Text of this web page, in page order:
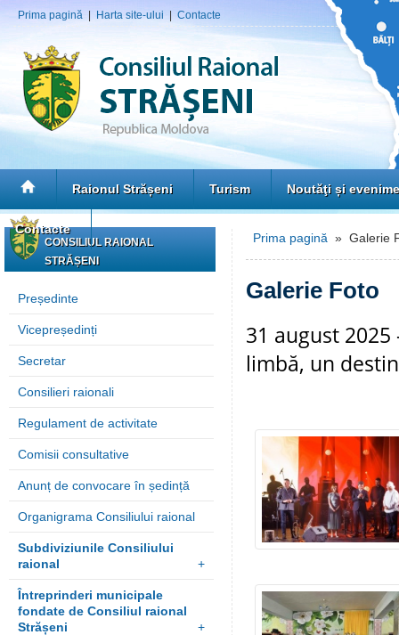
Prima pagină Harta site-ului Contacte
Raionul Strășeni Turism Noutăţi și
Contacte
CONSILIUL RAIONAL
STRĂȘENI
Președinte
Vicepreședinți
Secretar
Consilieri raionali
Regulament de activitate
Comisii consultative
Anunț de convocare în ședință
Organigrama Consiliului raional
Subdiviziunile Consiliului
raional
+
Întreprinderi municipale
fondate de Consiliul raional
Strășeni
+
Prima pagină » Galerie
Galerie Foto
31 august
limbă, un